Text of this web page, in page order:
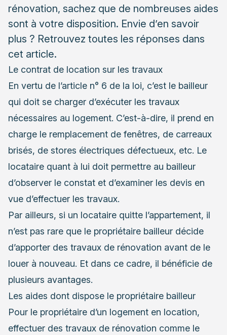
rénovation, sachez que de nombreuses aides
sont à votre disposition. Envie d’en savoir
plus ? Retrouvez toutes les réponses dans
cet article.
Le contrat de location sur les travaux
En vertu de l’article n° 6 de la loi, c’est le bailleur
qui doit se charger d’exécuter les travaux
nécessaires au logement. C’est-à-dire, il prend en
charge le remplacement de fenêtres, de carreaux
brisés, de stores électriques défectueux, etc. Le
locataire quant à lui doit permettre au bailleur
d’observer le constat et d’examiner les devis en
vue d’effectuer les travaux.
Par ailleurs, si un locataire quitte l’appartement, il
n’est pas rare que le propriétaire bailleur décide
d’apporter des travaux de rénovation avant de le
louer à nouveau. Et dans ce cadre, il bénéficie de
plusieurs avantages.
Les aides dont dispose le propriétaire bailleur
Pour le propriétaire d’un logement en location,
effectuer des travaux de rénovation comme le